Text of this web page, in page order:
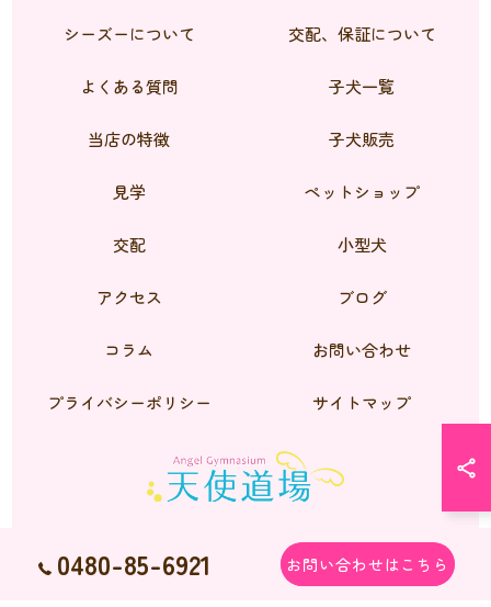
0480-85-6921 お問い合わせはこちら
シーズーについて 交配、保証について
よくある質問 子犬一覧
当店の特徴 子犬販売
見学 ペットショップ
交配 小型犬
アクセス ブログ
コラム お問い合わせ
プライバシーポリシー サイトマップ
© 2026 シーズーのブリーダーなら天使道場 ALL RIGHTS RESERVED.